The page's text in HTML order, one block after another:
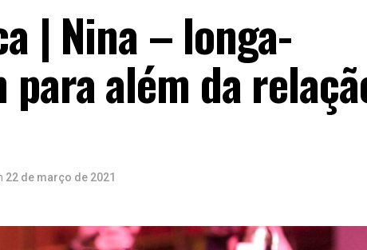
| Nina – longa-
além da
22 de março de 2021